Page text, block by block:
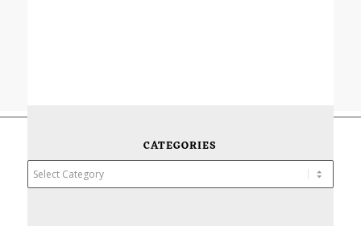
CATEGORIES
Categories